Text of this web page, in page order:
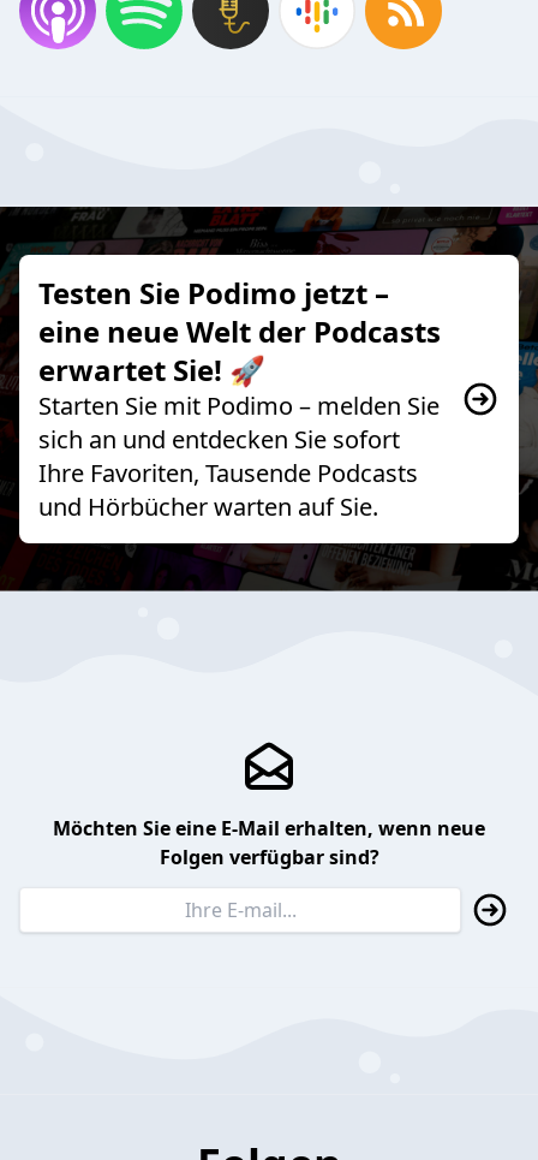
Testen Sie Podimo jetzt –
eine neue Welt der Podcasts
erwartet Sie! 🚀
Starten Sie mit Podimo – melden Sie
sich an und entdecken Sie sofort
Ihre Favoriten, Tausende Podcasts
und Hörbücher warten auf Sie.
Möchten Sie eine E-Mail erhalten, wenn neue
Folgen verfügbar sind?